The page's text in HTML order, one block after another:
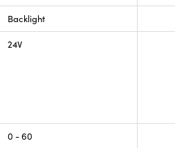
Backlight
24V
0 - 60